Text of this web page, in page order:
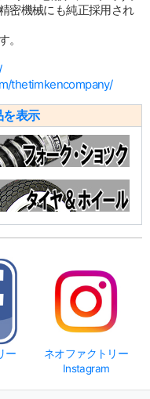
密機械にも純正採用され
。
thetimkencompany/
を表示
ー
ネオファクトリー
Instagram